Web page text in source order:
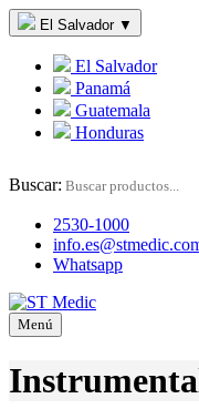
El Salvador ▼
El Salvador
Panamá
Guatemala
Honduras
Buscar:
2530-1000
Whatsapp
Menú